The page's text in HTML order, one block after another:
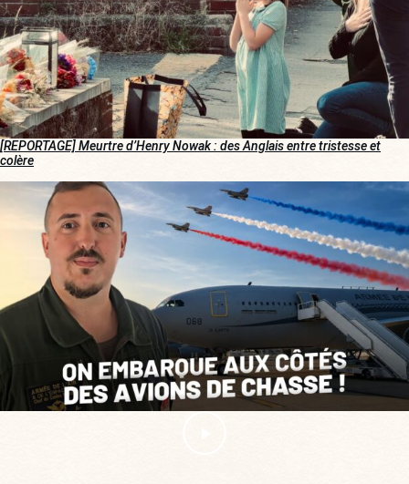
[REPORTAGE] Meurtre d’Henry Nowak : des Anglais entre tristesse et
colère